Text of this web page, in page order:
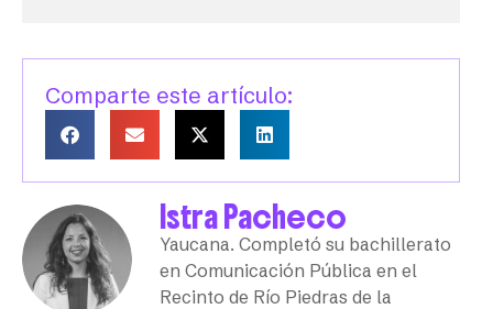
Comparte este artículo:
Istra Pacheco
Yaucana. Completó su bachillerato
en Comunicación Pública en el
Recinto de Río Piedras de la